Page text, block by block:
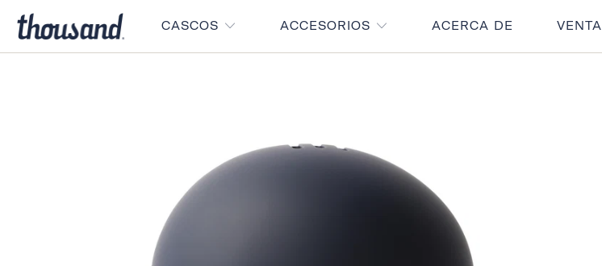
CASCOS ACCESORIOS ACERCA DE VENTA